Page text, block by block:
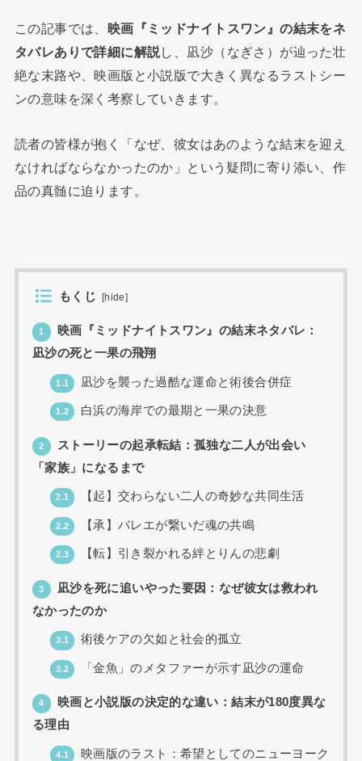
この記事では、 映画『ミッドナイトスワン』の結末をネ
タバレありで詳細に解説し、凪沙（なぎさ）が辿った壮
絶な末路や、映画版と小説版で大きく異なるラストシー
ンの意味を深く考察していきます。
読者の皆様が抱く「なぜ、彼女はあのような結末を迎え
なければならなかったのか」という疑問に寄り添い、作
品の真髄に迫ります。
もくじ [hide]
1
映画『ミッドナイトスワン』の結末ネタバレ：
凪沙の死と一果の飛翔
1.1 凪沙を襲った過酷な運命と術後合併症
1.2 白浜の海岸での最期と一果の決意
2
ストーリーの起承転結：孤独な二人が出会い
「家族」になるまで
2.1 【起】交わらない二人の奇妙な共同生活
2.2 【承】バレエが繋いだ魂の共鳴
2.3 【転】引き裂かれる絆とりんの悲劇
3
凪沙を死に追いやった要因：なぜ彼女は救われ
なかったのか
3.1 術後ケアの欠如と社会的孤立
3.2 「金魚」のメタファーが示す凪沙の運命
4
映画と小説版の決定的な違い：結末が180度異な
る理由
4.1 映画版のラスト：希望としてのニューヨーク